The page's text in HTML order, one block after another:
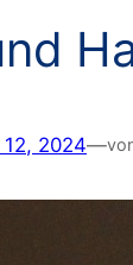
12, 2024—